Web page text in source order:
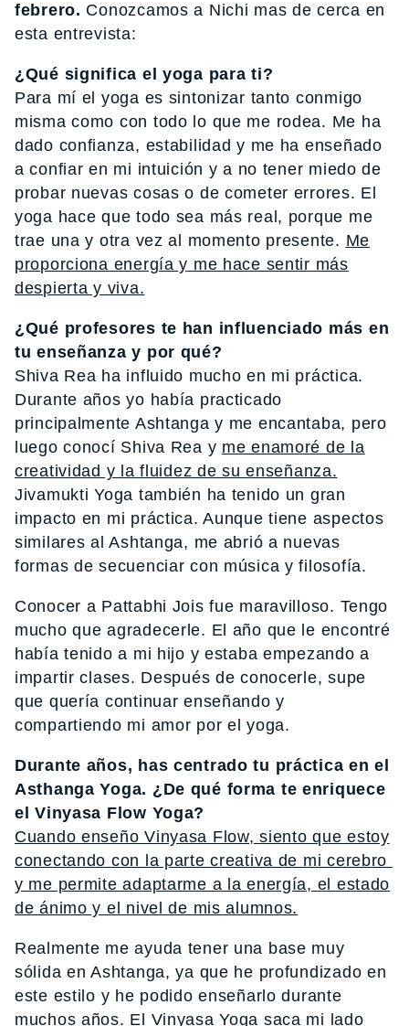
febrero. Conozcamos a Nichi mas de cerca en
esta entrevista:
¿Qué significa el yoga para ti?
Para mí el yoga es sintonizar tanto conmigo
misma como con todo lo que me rodea. Me ha
dado confianza, estabilidad y me ha enseñado
a confiar en mi intuición y a no tener miedo de
probar nuevas cosas o de cometer errores. El
yoga hace que todo sea más real, porque me
trae una y otra vez al momento presente. Me
proporciona energía y me hace sentir más
despierta y viva.
¿Qué profesores te han influenciado más en
tu enseñanza y por qué?
Shiva Rea ha influido mucho en mi práctica.
Durante años yo había practicado
principalmente Ashtanga y me encantaba, pero
luego conocí Shiva Rea y me enamoré de la
creatividad y la fluidez de su enseñanza.
Jivamukti Yoga también ha tenido un gran
impacto en mi práctica. Aunque tiene aspectos
similares al Ashtanga, me abrió a nuevas
formas de secuenciar con música y filosofía.
Conocer a Pattabhi Jois fue maravilloso. Tengo
mucho que agradecerle. El año que le encontré
había tenido a mi hijo y estaba empezando a
impartir clases. Después de conocerle, supe
que quería continuar enseñando y
compartiendo mi amor por el yoga.
Durante años, has centrado tu práctica en el
Asthanga Yoga. ¿De qué forma te enriquece
el Vinyasa Flow Yoga?
Cuando enseño Vinyasa Flow, siento que estoy
conectando con la parte creativa de mi cerebro
y me permite adaptarme a la energía, el estado
de ánimo y el nivel de mis alumnos.
Realmente me ayuda tener una base muy
sólida en Ashtanga, ya que he profundizado en
este estilo y he podido enseñarlo durante
muchos años. El Vinyasa Yoga saca mi lado